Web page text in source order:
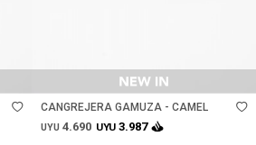
Talle
CANGREJERA GAMUZA - CAMEL
UYU 4.690 UYU 3.987